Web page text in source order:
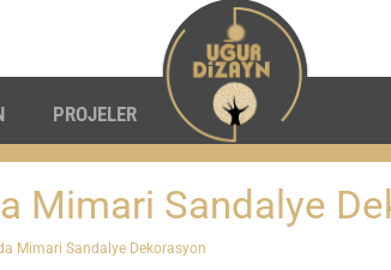
PROJELER
Mimari Sandalye
Mimari Sandalye Dekorasyon